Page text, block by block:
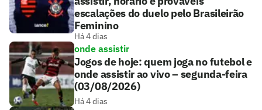
escalações do duelo pelo Brasileirão
Feminino
Há 4 dias
onde assistir
Jogos de hoje: quem joga no futebol e
onde assistir ao vivo – segunda-feira
(03/08/2026)
Há 4 dias